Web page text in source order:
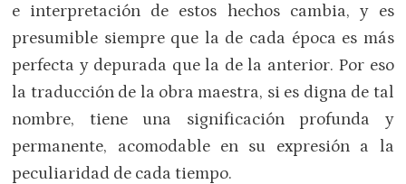
e interpretación de estos hechos cambia, y es
presumible siempre que la de cada época es más
perfecta y depurada que la de la anterior. Por eso
la traducción de la obra maestra, si es digna de tal
nombre, tiene una significación profunda y
permanente, acomodable en su expresión a la
peculiaridad de cada tiempo.